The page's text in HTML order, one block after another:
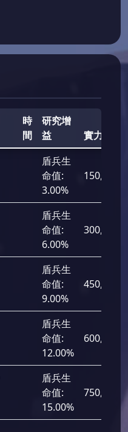
時
間
研究增
益
實力
盾兵生
命值:
3.00%
150,000
盾兵生
命值:
6.00%
300,000
盾兵生
命值:
9.00%
450,000
盾兵生
命值:
12.00%
600,000
盾兵生
命值:
15.00%
750,000